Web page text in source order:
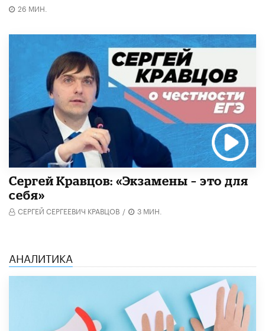
26 МИН.
Сергей Кравцов: «Экзамены – это для
себя»
СЕРГЕЙ СЕРГЕЕВИЧ КРАВЦОВ / 3 МИН.
АНАЛИТИКА